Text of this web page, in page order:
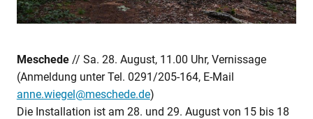
Meschede // Sa. 28. August, 11.00 Uhr, Vernissage
(Anmeldung unter Tel. 0291/205-164, E-Mail
anne.wiegel@meschede.de)
Die Installation ist am 28. und 29. August von 15 bis 18